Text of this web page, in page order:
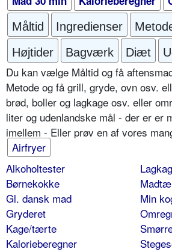
Måltid Ingredienser
Højtider
Bagværk Diæt
Du kan vælge Måltid og få
Metode og få grill, gryde, ovn osv.
brød, boller og lagkage osv. eller
liter og udenlandske mål - der er er
imellem - Eller prøv en af vores
Airfryer
Alkoholtester
Børnekokke
Gl. dansk mad
Gryderet
Kage/tærte
Kalorieberegner
Min